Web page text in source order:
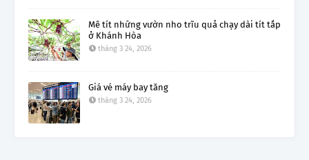
Mê tít những vườn nho trĩu quả chạy dài tít tắp
ở Khánh Hòa
tháng 3 24, 2026
Giá vé máy bay tăng
tháng 3 24, 2026